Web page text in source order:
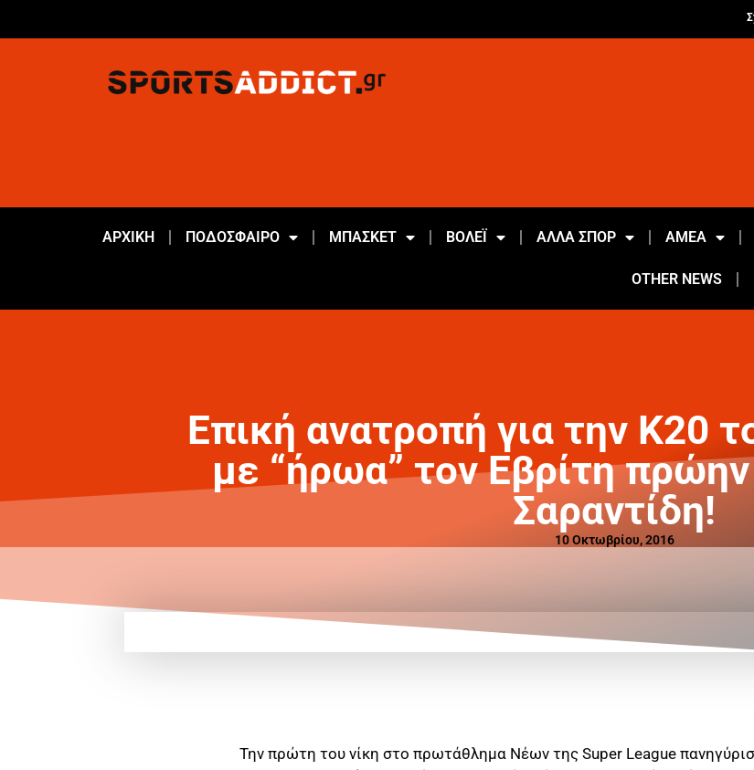
ΑΡΧΙΚΗ ΠΟΔΟΣΦΑΙΡΟ ΜΠΑΣΚΕΤ ΒΟΛΕΪ ΑΛΛΑ ΣΠΟΡ ΑΜΕΑ
OTHER NEWS
Επική ανατροπή για την Κ20
με “ήρωα” τον Εβρίτη
Σαραντίδη!
10 Οκτωβρίου, 2016
Την πρώτη του νίκη στο πρωτάθλημα Νέων της Super League